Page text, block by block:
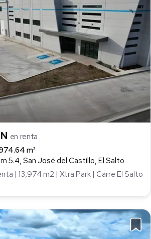
en renta
m²
5.4, San José del Castillo, El Salto
| 13,974 m2 | Xtra Park | Carre El Salto